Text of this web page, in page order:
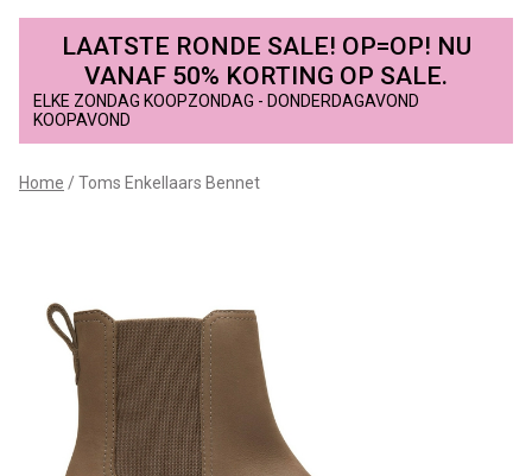
Toms
Enkellaars
Bennet
LAATSTE RONDE SALE! OP=OP! NU
VANAF 50% KORTING OP SALE.
ELKE ZONDAG KOOPZONDAG - DONDERDAGAVOND
KOOPAVOND
Home Toms Enkellaars Bennet